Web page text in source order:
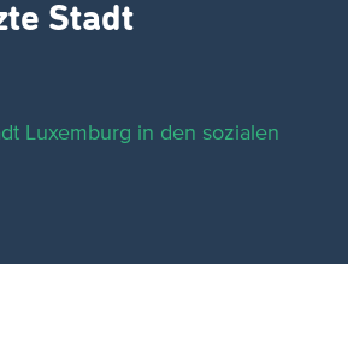
Stadt
Luxemburg in den sozialen